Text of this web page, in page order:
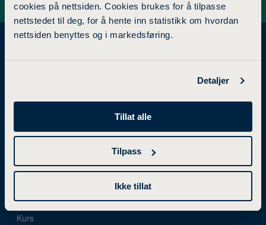
cookies på nettsiden. Cookies brukes for å tilpasse
nettstedet til deg, for å hente inn statistikk om hvordan
nettsiden benyttes og i markedsføring.
Detaljer
Tillat alle
Tilpass
Ikke tillat
Bachelorgrad
Videreutdanning
Kurs
Forskning og utviklingsarbeid
Forskningsgrupper
Samarbeidsprosjekter